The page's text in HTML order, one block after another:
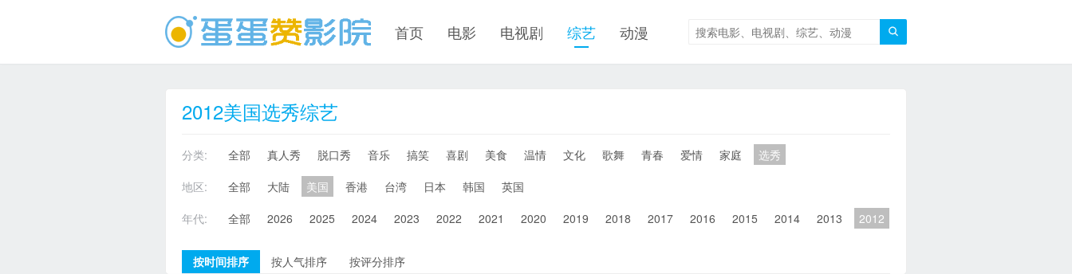

首页 电影 电视剧 综艺 动漫
2012美国选秀综艺
分类: 全部 真人秀 脱口秀 音乐 搞笑 喜剧 美食 温情 文化 歌舞 青春 爱情 家庭
选秀
地区:
全部 大陆 美国 香港 台湾 日本 韩国
英国
年代:
全部 2026 2025 2024 2023 2022 2021 2020 2019 2018 2017 2016 2015 2014 2013 2012
按时间排序 按人气排序 按评分排序